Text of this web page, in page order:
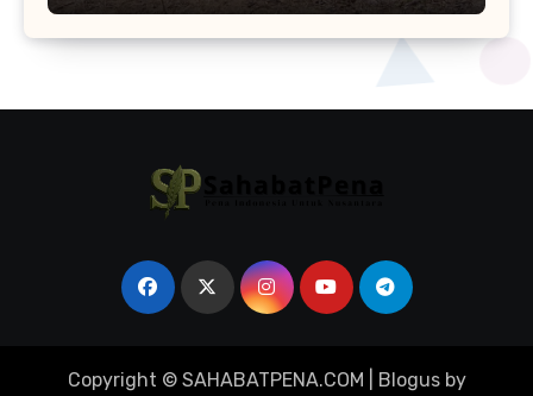
Copyright © SAHABATPENA.COM Blogusby